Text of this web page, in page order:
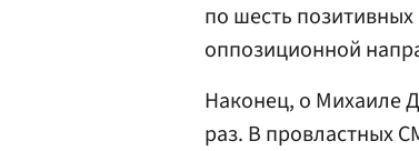
по шесть
оппозиционной
Наконец, о Михаиле
раз. В провластных